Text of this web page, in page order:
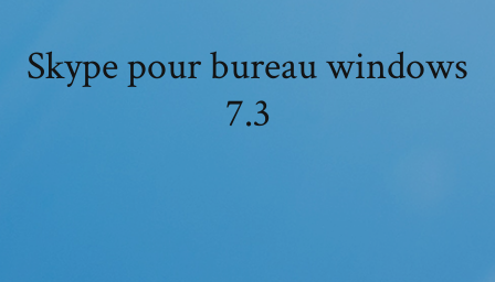
Skype pour bureau windows
7.3